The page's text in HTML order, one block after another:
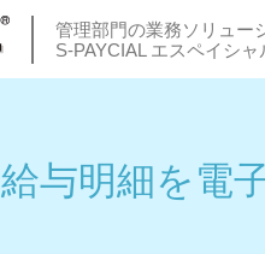
管理部門の業務ソリュー
S-PAYCIAL エスペイシャ
給与明細を電